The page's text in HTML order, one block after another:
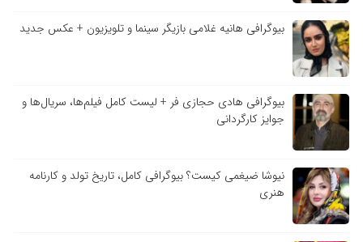
بیوگرافی هانیه غلامی بازیگر سینما و تلویزیون + عکس جدید
بیوگرافی هادی حجازی فر + لیست کامل فیلم‌ها، سریال‌ها و
جوایز کارگردانی
نیوشا ضیغمی کیست؟ بیوگرافی کامل، تاریخ تولد و کارنامه
هنری